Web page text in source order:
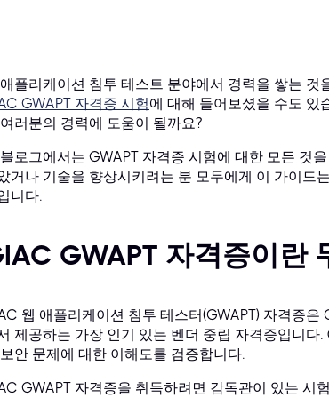
플리케이션 침투 테스트 분야에서 경력을 쌓는 것
GWAPT 자격증 시험에 대해 들어보셨을 수도 있
러분의 경력에 도움이 될까요?
로그에서는 GWAPT 자격증 시험에 대한 모든 것
거나 기술을 향상시키려는 분 모두에게 이 가이드
니다.
GWAPT 자격증이란
웹 애플리케이션 침투 테스터(GWAPT) 자격
제공하는 가장 인기 있는 벤더 중립 자격증입니다
안 문제에 대한 이해도를 검증합니다.
GWAPT 자격증을 취득하려면 감독관이 있는 시